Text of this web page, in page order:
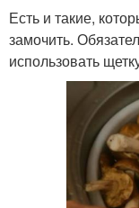
Есть и такие,
замочить.
использовать